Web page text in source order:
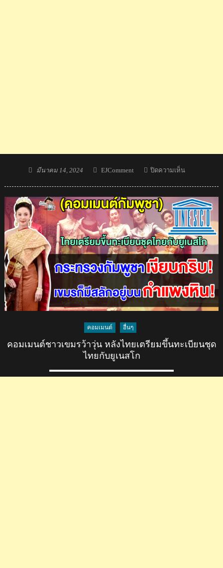
Posted
มีนาคม 14, 2024 Author
EJComment ปิดความเห็นบน
ต์
เขมร
ตัดพ้อ
หลัง
เห็น
ข่าว
ไทย
เตรียม
จัด
สงกรานต์
ฉลอง
กับ
คอมเมนต์ อื่นๆ
คอมเมนต์ชาวเขมรว้าวุ่น หลังไทยเตรียมขึ้นทะเบียนชุด
ไทยกับยูเนสโก